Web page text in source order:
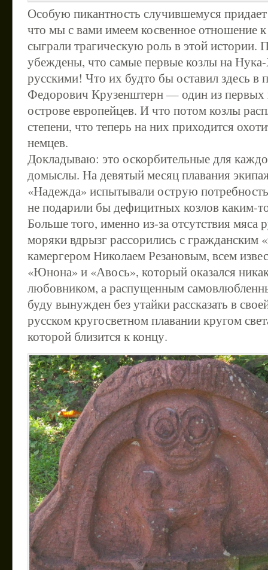
Особую пикантность случившемуся придает
что мы с вами имеем косвенное отношение
сыграли трагическую роль в этой истории.
убеждены, что самые первые козлы на
русскими! Что их будто бы оставил здесь в
Федорович Крузенштерн — один из
острове европейцев. И что потом козлы
степени, что теперь на них приходится
немцев.
Докладываю: это оскорбительные для
домыслы. На девятый месяц плавания
«Надежда» испытывали острую
не подарили бы дефицитных козлов каким-
Больше того, именно из-за отсутствия мяса
моряки вдрызг рассорились с
камергером Николаем Резановым, всем
«Юнона» и «Авось», который оказался
любовником, а распущенным
буду вынужден без утайки рассказать в
русском кругосветном плавании кругом
которой близится к концу.